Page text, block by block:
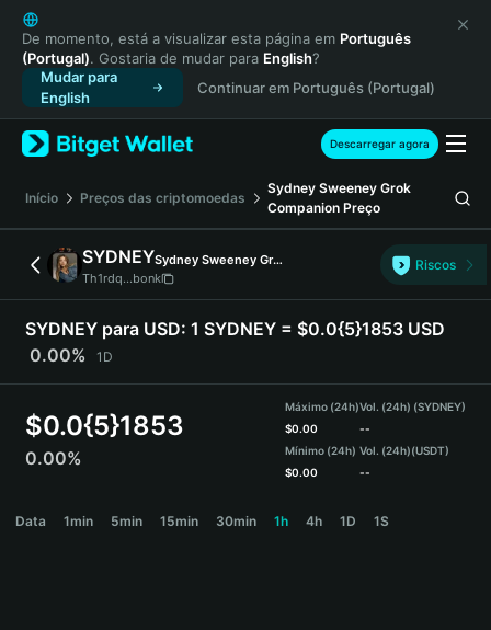
English
日本語
Tiếng Việt
Русский
Español (Latinoamérica)
Türkçe
Français
Deutsch
简体中文
繁體中文
Português (Portugal)
Bahasa Indonesia
ภาษาไทย
हिन्दी
Español
Português (Brasil)
De momento, está a visualizar esta página em Português
(Portugal). Gostaria de mudar para English?
Mudar para
English
Continuar em Português (Portugal)
Descarregar agora
Início Preços das criptomoedas
Sydney Sweeney Grok
Companion Preço
SYDNEY
Sydney Sweeney Grok Companion
Th1rdq...bonk
Riscos
SYDNEY para USD: 1 SYDNEY = $0.0{5}1853 USD
0.00%
1D
$0.0{5}1853
0.00%
Máximo (24h)
$0.00
Mínimo (24h)
$0.00
Vol. (24h) (SYDNEY)
--
Vol. (24h)(USDT)
--
Data 1min 5min 15min 30min 1h 4h 1D 1S